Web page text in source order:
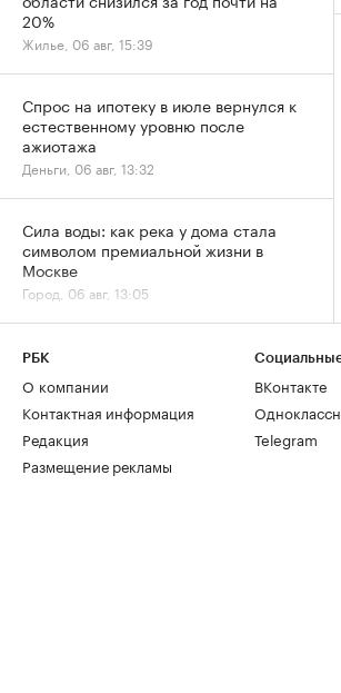
20%
Жилье, 06 авг, 15:39
Спрос на ипотеку в июле вернулся к
естественному уровню после
ажиотажа
Деньги, 06 авг, 13:32
Сила воды: как река у дома стала
символом премиальной жизни в
Москве
Город, 06 авг, 13:05
За 9 лет в Москве в кадастр внесли
Город, 06 авг, 12:25
РБК
О компании
Контактная информация
Редакция
Размещение рекламы
ВКонтакте
Telegram